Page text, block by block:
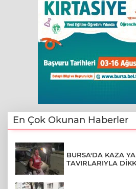
En Çok Okunan Haberler
BURSA'DA KAZA
TAVIRLARIYLA